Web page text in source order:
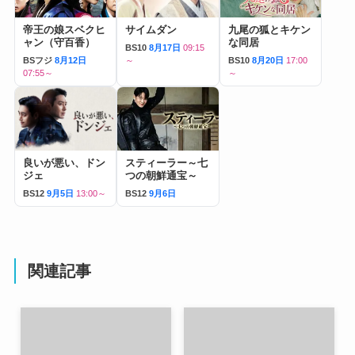
帝王の娘スベクヒ
ャン（守百香）
BSフジ 8月12日
07:55～
サイムダン
BS10 8月17日 09:15
～
九尾の狐とキケン
な同居
BS10 8月20日 17:00
～
良いが悪い、ドン
ジェ
BS12 9月5日 13:00～
スティーラー～七
つの朝鮮通宝～
BS12 9月6日
関連記事